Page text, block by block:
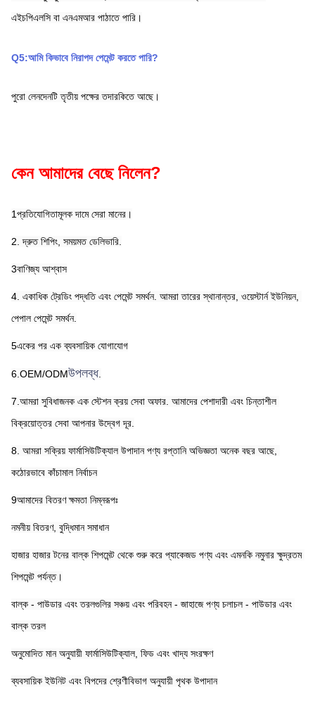
এইচপিএলসি বা এনএমআর পাঠাতে পারি।
Q5:আমি কিভাবে নিরাপদ পেমেন্ট করতে পারি?
পুরো লেনদেনটি তৃতীয় পক্ষের তদারকিতে আছে।
কেন আমাদের বেছে নিলেন?
1প্রতিযোগিতামূলক দামে সেরা মানের।
2. দ্রুত শিপিং, সময়মত ডেলিভারি.
3বাণিজ্য আশ্বাস
4. একাধিক ট্রেডিং পদ্ধতি এবং পেমেন্ট সমর্থন. আমরা তারের স্থানান্তর, ওয়েস্টার্ন ইউনিয়ন,
পেপাল পেমেন্ট সমর্থন.
5একের পর এক ব্যবসায়িক যোগাযোগ
6.OEM/ODMউপলব্ধ.
7.আমরা সুবিধাজনক এক স্টেশন ক্রয় সেবা অফার. আমাদের পেশাদারী এবং চিন্তাশীল
বিক্রয়োত্তর সেবা আপনার উদ্বেগ দূর.
8. আমরা সক্রিয় ফার্মাসিউটিক্যাল উপাদান পণ্য রপ্তানি অভিজ্ঞতা অনেক বছর আছে,
কঠোরভাবে কাঁচামাল নির্বাচন
9আমাদের বিতরণ ক্ষমতা নিম্নরূপঃ
নমনীয় বিতরণ, বুদ্ধিমান সমাধান
হাজার হাজার টনের বাল্ক শিপমেন্ট থেকে শুরু করে প্যাকেজড পণ্য এবং এমনকি নমুনার ক্ষুদ্রতম
শিপমেন্ট পর্যন্ত।
বাল্ক - পাউডার এবং তরলগুলির সঞ্চয় এবং পরিবহন - জাহাজে পণ্য চলাচল - পাউডার এবং
বাল্ক তরল
অনুমোদিত মান অনুযায়ী ফার্মাসিউটিক্যাল, ফিড এবং খাদ্য সংরক্ষণ
ব্যবসায়িক ইউনিট এবং বিপদের শ্রেণীবিভাগ অনুযায়ী পৃথক উপাদান